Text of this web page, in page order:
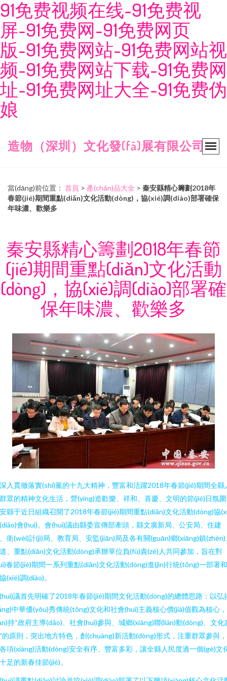
91免费视频在线-91免费视
屏-91免费网-91免费网页
版-91免费网站-91免费网站视
频-91免费网站下载-91免费网
址-91免费网址大全-91免费伪
娘
造物（深圳）文化發(fā)展有限公司
當(dāng)前位置： 首頁 > 產(chǎn)品大全 > 秦安縣精心籌劃2018年
春節(jié)期間重點(diǎn)文化活動(dòng)，協(xié)調(diào)部署確保
年味濃、歡樂多
秦安縣精心籌劃2018年春節
(jié)期間重點(diǎn)文化活動
(dòng)，協(xié)調(diào)部署確
保年味濃、歡樂多
入貫徹落實(shí)黨的十九大精神，豐富和活躍2018年春節(jié)期間全縣
眾的精神文化生活，營(yíng)造歡樂、祥和、喜慶、文明的節(jié)日氛
縣于近日組織召開了2018年春節(jié)期間重點(diǎn)文化活動(dòng)協
會(huì)。會(huì)議由縣委宣傳部牽頭，縣文廣新局、公安局、住建
衛(wèi)計(jì)局、教育局、安監(jiān)局及各有關(guān)鄉(xiāng)鎮(zhèn)
、重點(diǎn)文化活動(dòng)承辦單位負(fù)責(zé)人共同參加，旨在對
春節(jié)期間一系列重點(diǎn)文化活動(dòng)進(jìn)行統(tǒng)一部署
(xié)調(diào)。
議首先明確了2018年春節(jié)期間文化活動(dòng)的總體思路：以弘
中華優(yōu)秀傳統(tǒng)文化和社會(huì)主義核心價(jià)值觀為核心
持“政府主導(dǎo)、社會(huì)參與、城鄉(xiāng)聯(lián)動(dòng)、文化
的原則，突出地方特色，創(chuàng)新活動(dòng)形式，注重群眾參與
項(xiàng)活動(dòng)安全有序、豐富多彩，讓全縣人民度過一個(gè)文
足的新春佳節(jié)。